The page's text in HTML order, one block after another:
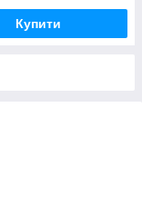
Купити